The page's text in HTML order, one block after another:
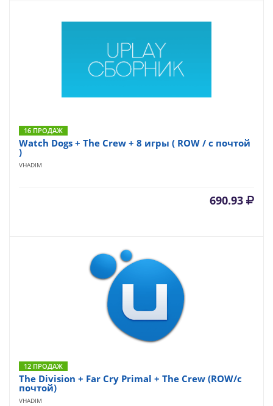
16 ПРОДАЖ
Watch Dogs + The Crew + 8 игры ( ROW / c почтой
)
VHADIM
690.93
12 ПРОДАЖ
The Division + Far Cry Primal + The Crew (ROW/c
почтой)
VHADIM